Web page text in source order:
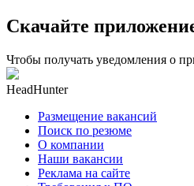
Скачайте
Чтобы получать уведомления о
HeadHunter
Размещение вакансий
Поиск по резюме
О компании
Наши вакансии
Реклама на сайте